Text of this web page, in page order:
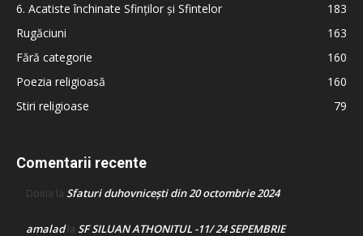
6. Acatiste închinate Sfinților și Sfintelor
183
Rugăciuni
163
Fără categorie
160
Poezia religioasă
160
Stiri religioase
79
Comentarii recente
Doina la Sfaturi duhovnicești din 20 octombrie 2024
amaladla SF SILUAN ATHONITUL -11/ 24 SEPEMBRIE